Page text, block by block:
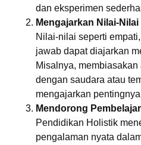
dan eksperimen
Mengajarkan Nilai-
Nilai-nilai seperti
jawab dapat diajarkan
Misalnya,
dengan saudara atau
mengajarkan
Mendorong
Pendidikan Holistik
pengalaman nyata